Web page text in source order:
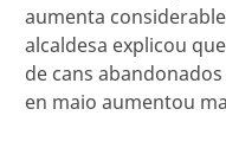
aumenta
alcaldesa explicou
de cans
en maio aumentou